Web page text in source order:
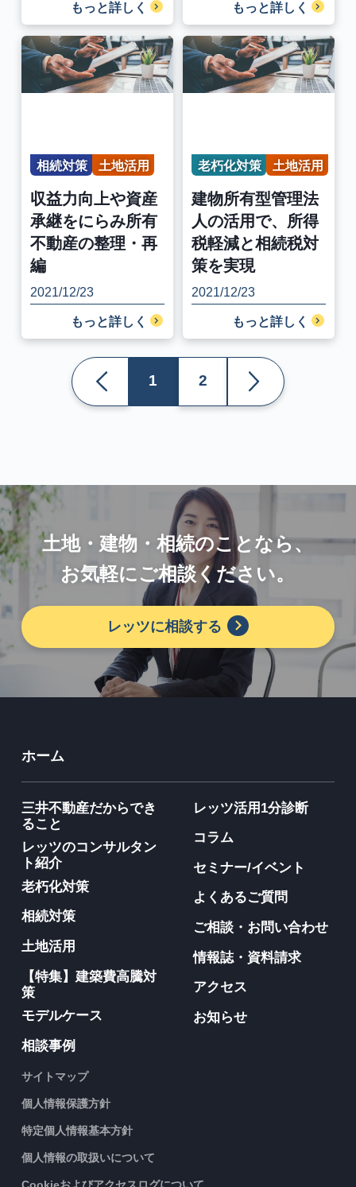
もっと詳しく もっと詳しく
相続対策 土地活用
収益力向上や資産
承継をにらみ所有
不動産の整理・再
編
2021/12/23
もっと詳しく
老朽化対策 土地活用
建物所有型管理法
人の活用で、所得
税軽減と相続税対
策を実現
2021/12/23
もっと詳しく
1 2
土地・建物・相続のことなら、
お気軽にご相談ください。
レッツに相談する
ホーム
三井不動産だからでき
ること
レッツのコンサルタン
ト紹介
老朽化対策
相続対策
土地活用
【特集】建築費高騰対
策
モデルケース
相談事例
レッツ活用1分診断
コラム
セミナー/イベント
よくあるご質問
ご相談・お問い合わせ
情報誌・資料請求
アクセス
お知らせ
サイトマップ
個人情報保護方針
特定個人情報基本方針
個人情報の取扱いについて